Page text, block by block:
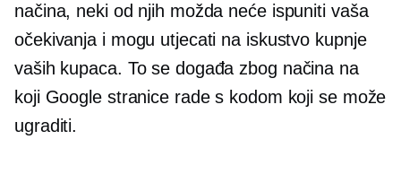
načina, neki od njih možda neće ispuniti vaša
očekivanja i mogu utjecati na iskustvo kupnje
vaših kupaca. To se događa zbog načina na
koji Google stranice rade s kodom koji se može
ugraditi.